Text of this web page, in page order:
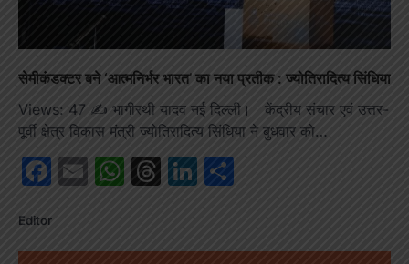
सेमीकंडक्टर बने ‘आत्मनिर्भर भारत’ का नया प्रतीक : ज्योतिरादित्य सिंधिया
Views: 47 ✍️ भागीरथी यादव नई दिल्ली। केंद्रीय संचार एवं उत्तर-
पूर्वी क्षेत्र विकास मंत्री ज्योतिरादित्य सिंधिया ने बुधवार को…
Facebook
EmailWhatsApp
Threads
LinkedIn
Editor